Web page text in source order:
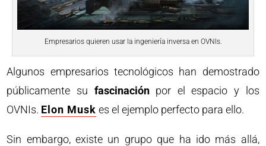
Empresarios quieren usar la ingeniería inversa en OVNIs.
Algunos empresarios tecnológicos han demostrado
públicamente su fascinaciónpor el espacio y los
OVNIs. Elon Musk es el ejemplo perfecto para ello.
Sin embargo, existe un grupo que ha ido más allá,